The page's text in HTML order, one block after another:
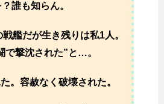
誰も知らん。
艦だが生き残りは私1人。
で撃沈された”と…。
。容赦なく破壊された。